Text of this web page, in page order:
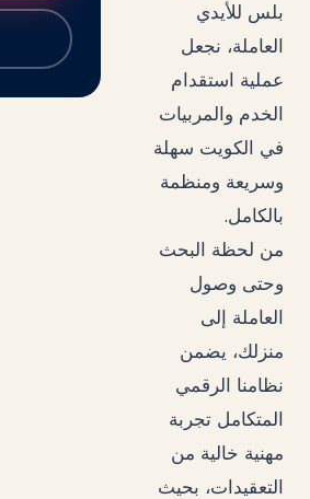
بلس للأيدي
العاملة، نجعل
عملية استقدام
الخدم والمربيات
في الكويت سهلة
وسريعة ومنظمة
بالكامل.
من لحظة البحث
وحتى وصول
العاملة إلى
منزلك، يضمن
نظامنا الرقمي
المتكامل تجربة
مهنية خالية من
التعقيدات، بحيث